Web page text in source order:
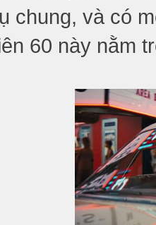
chung, và có
60 này nằm